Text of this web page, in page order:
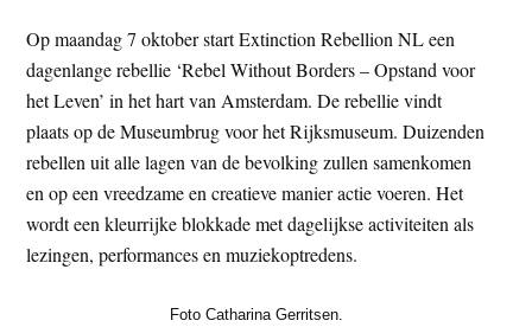
t
e
e
s
i
t
e
Op maandag 7 oktober start Extinction Rebellion NL een
dagenlange rebellie ‘Rebel Without Borders – Opstand voor
het Leven’ in het hart van Amsterdam. De rebellie vindt
plaats op de Museumbrug voor het Rijksmuseum. Duizenden
rebellen uit alle lagen van de bevolking zullen samenkomen
en op een vreedzame en creatieve manier actie voeren. Het
wordt een kleurrijke blokkade met dagelijkse activiteiten als
lezingen, performances en muziekoptredens.
Foto Catharina Gerritsen.